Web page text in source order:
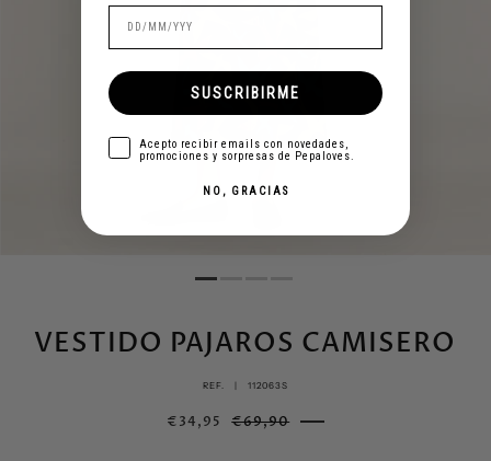
VESTIDO PAJAROS CAMISERO
REF. | 112063S
€34,95 €69,90
SUSCRIBIRME
aceptarAcepto recibir emails con novedades,
promociones y sorpresas de Pepaloves.
NO, GRACIAS